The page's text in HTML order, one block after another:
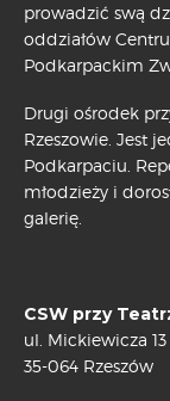
prowadzić swą
oddziałów
Podkarpackim
Drugi ośrodek
Rzeszowie. Jest
Podkarpaciu.
młodzieży i
galerię.
CSW przy
ul. Mickiewicza 13
35-064 Rzeszów